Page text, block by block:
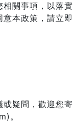
關事項，以落實
本政策，請立即
疑問，歡迎您寄
。